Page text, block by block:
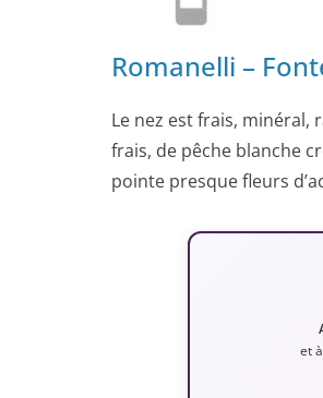
Romanelli –
Le nez est frais, minéral,
frais, de pêche blanche
pointe presque fleurs
et